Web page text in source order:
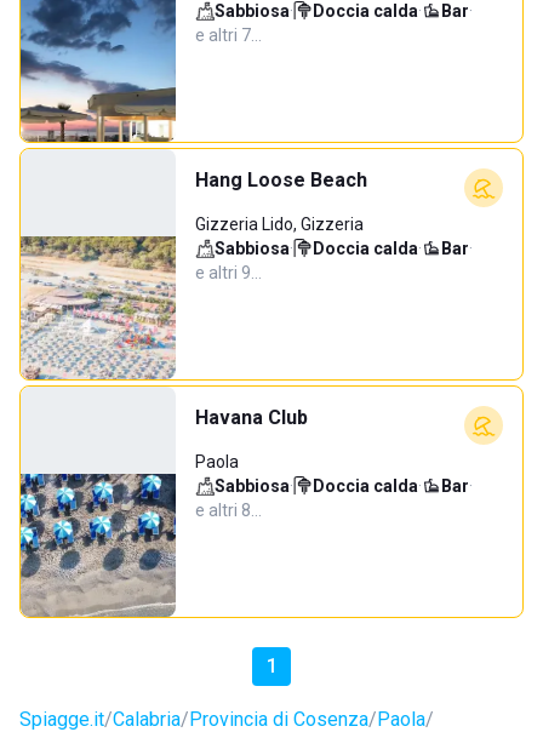
Sabbiosa· Doccia calda· Bar·
e altri 7…
Hang Loose Beach
Gizzeria Lido, Gizzeria
Sabbiosa· Doccia calda· Bar·
e altri 9…
Havana Club
Paola
Sabbiosa· Doccia calda· Bar·
e altri 8…
1
Spiagge.it Calabria Provincia di Cosenza Paola